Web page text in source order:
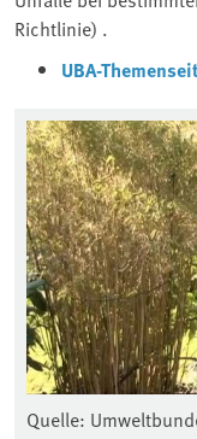
Richtlinie) .
UBA-
Quelle: